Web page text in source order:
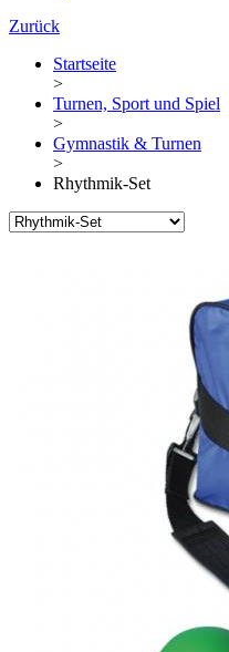
Zurück
Startseite
>
Turnen, Sport und Spiel
>
Gymnastik & Turnen
>
Rhythmik-Set